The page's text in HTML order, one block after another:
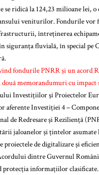
ridică la 124,23 milioane lei, o
veniturilor. Fondurile vor
întreținerea
siguranța fluvială, în special pe
fondurile PNRR și un acord
două memorandumuri cu impact
Investițiilor și Proiectelor
aferente Investiției 4 –
de Redresare și Reziliență
jaloanelor și țintelor asumate
proiectele de digitalizare și
dintre Guvernul
informațiilor